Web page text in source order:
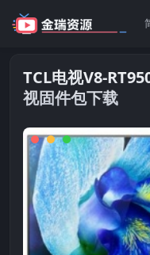
TCL电视V8-
视固件包下载